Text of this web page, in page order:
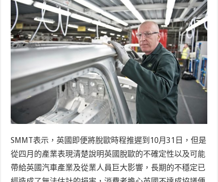
SMMT表示，英國即便將脫歐時程推遲到10月31日，但是
從四月的產業表現清楚說明英國脫歐的不確定性以及可能
帶給英國汽車產業及從業人員巨大影響，長期的不穩定已